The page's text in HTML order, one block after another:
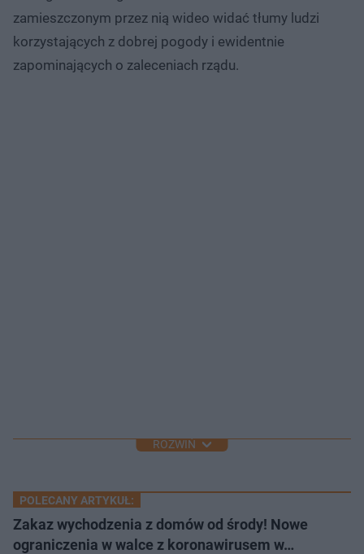
zamieszczonym przez nią wideo widać tłumy ludzi
korzystających z dobrej pogody i ewidentnie
zapominających o zaleceniach rządu.
ROZWIŃ
POLECANY ARTYKUŁ:
Zakaz wychodzenia z domów od środy! Nowe
ograniczenia w walce z koronawirusem w…